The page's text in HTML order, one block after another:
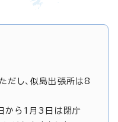
し、似島出張所は8
から1月3日は閉庁